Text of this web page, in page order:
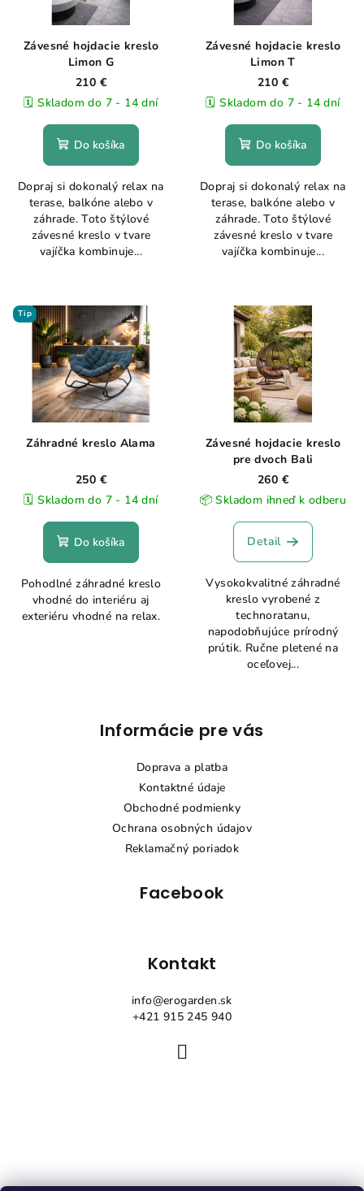
Závesné hojdacie kreslo
Limon G
210 €
🗓️ Skladom do 7 - 14 dní
Do košíka
Dopraj si dokonalý relax na
terase, balkóne alebo v
záhrade. Toto štýlové
závesné kreslo v tvare
vajíčka kombinuje...
Závesné hojdacie kreslo
Limon T
210 €
🗓️ Skladom do 7 - 14 dní
Do košíka
Dopraj si dokonalý relax na
terase, balkóne alebo v
záhrade. Toto štýlové
závesné kreslo v tvare
vajíčka kombinuje...
Tip
Záhradné kreslo Alama
250 €
🗓️ Skladom do 7 - 14 dní
Do košíka
Pohodlné záhradné kreslo
vhodné do interiéru aj
exteriéru vhodné na relax.
Závesné hojdacie kreslo
pre dvoch Bali
260 €
📦 Skladom ihneď k odberu
Detail
Vysokokvalitné záhradné
kreslo vyrobené z
technoratanu,
napodobňujúce prírodný
prútik. Ručne pletené na
oceľovej...
Informácie pre vás
Doprava a platba
Kontaktné údaje
Obchodné podmienky
Ochrana osobných údajov
Reklamačný poriadok
Facebook
Kontakt
info@erogarden.sk
+421 915 245 940